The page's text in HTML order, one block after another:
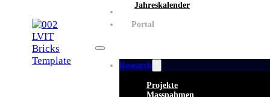
Jahreskalender
Whitepaper
Portal
Research
Projekte
Massnahmen